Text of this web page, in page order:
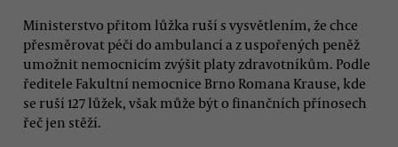
Ministerstvo přitom lůžka ruší s vysvětlením, že chce
přesměrovat péči do ambulancí a z uspořených peněž
umožnit nemocnicím zvýšit platy zdravotníkům. Podle
ředitele Fakultní nemocnice Brno Romana Krause, kde
se ruší 127 lůžek, však může být o finančních přínosech
řeč jen stěží.